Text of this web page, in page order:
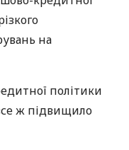
РЕЙТИНГ ДЕБЕТОВИХ
КАРТОК
ПУТІВНИКИ ПО
на
політики
ж підвищило